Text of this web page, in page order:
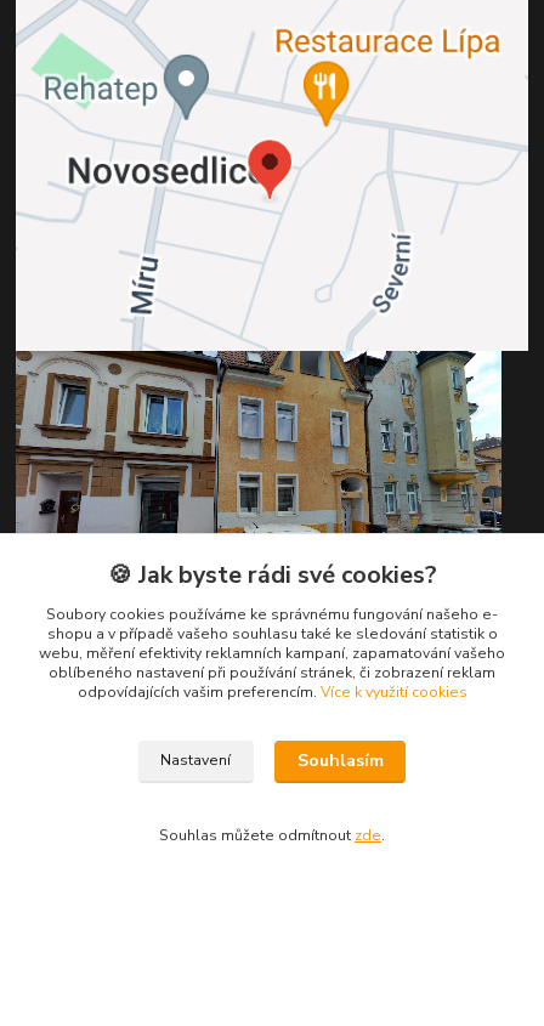
Hot-line:
+420 604 323 588
🍪 Jak byste rádi své cookies?
Soubory cookies používáme ke správnému fungování našeho e-
shopu a v případě vašeho souhlasu také ke sledování statistik o
webu, měření efektivity reklamních kampaní, zapamatování vašeho
oblíbeného nastavení při používání stránek, či zobrazení reklam
odpovídajících vašim preferencím. Více k využití cookies
Nastavení Souhlasím
Souhlas můžete odmítnout zde.